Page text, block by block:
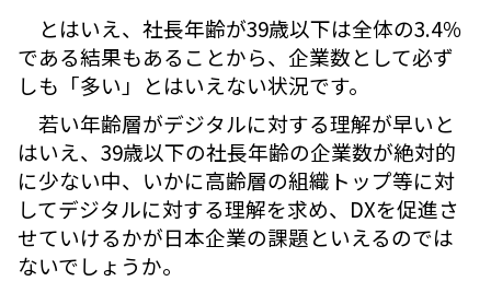
とはいえ、社長年齢が39歳以下は全体の3.4％
である結果もあることから、企業数として必ず
しも「多い」とはいえない状況です。
若い年齢層がデジタルに対する理解が早いと
はいえ、39歳以下の社長年齢の企業数が絶対的
に少ない中、いかに高齢層の組織トップ等に対
してデジタルに対する理解を求め、DXを促進さ
せていけるかが日本企業の課題といえるのでは
ないでしょうか。